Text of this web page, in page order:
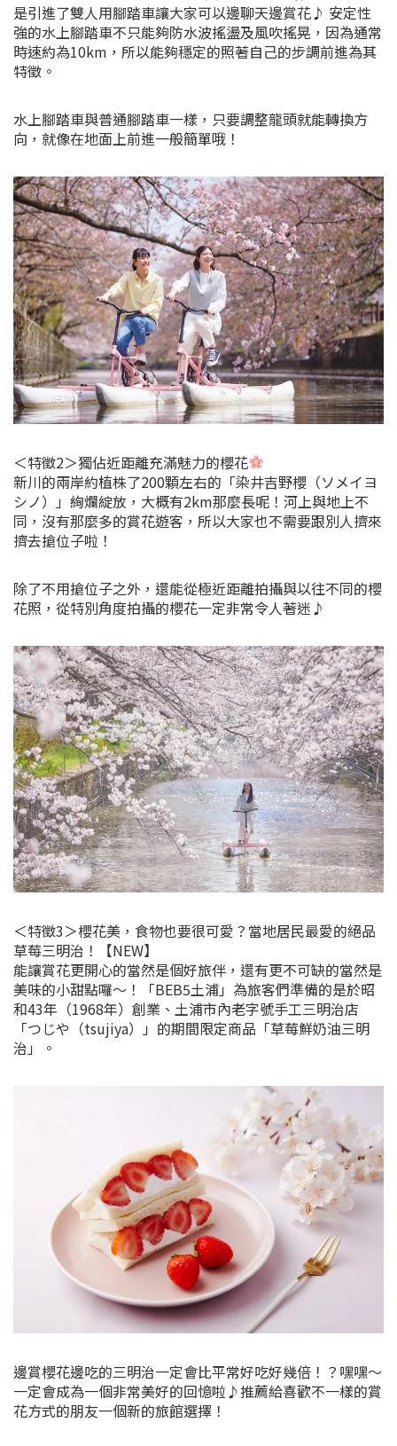
是引進了雙人用腳踏車讓大家可以邊聊天邊賞花♪ 安定性
強的水上腳踏車不只能夠防水波搖盪及風吹搖晃，因為通常
時速約為10km，所以能夠穩定的照著自己的步調前進為其
特徵。
水上腳踏車與普通腳踏車一樣，只要調整龍頭就能轉換方
向，就像在地面上前進一般簡單哦！
＜特徵2＞獨佔近距離充滿魅力的櫻花
新川的兩岸約植株了200顆左右的「染井吉野櫻（ソメイヨ
シノ）」絢爛綻放，大概有2km那麼長呢！河上與地上不
同，沒有那麼多的賞花遊客，所以大家也不需要跟別人擠來
擠去搶位子啦！
除了不用搶位子之外，還能從極近距離拍攝與以往不同的櫻
花照，從特別角度拍攝的櫻花一定非常令人著迷♪
＜特徵3＞櫻花美，食物也要很可愛？當地居民最愛的絕品
草莓三明治！【NEW】
能讓賞花更開心的當然是個好旅伴，還有更不可缺的當然是
美味的小甜點囉～！「BEB5土浦」為旅客們準備的是於昭
和43年（1968年）創業、土浦市內老字號手工三明治店
「つじや（tsujiya）」的期間限定商品「草莓鮮奶油三明
治」。
邊賞櫻花邊吃的三明治一定會比平常好吃好幾倍！？嘿嘿～
一定會成為一個非常美好的回憶啦♪推薦給喜歡不一樣的賞
花方式的朋友一個新的旅館選擇！